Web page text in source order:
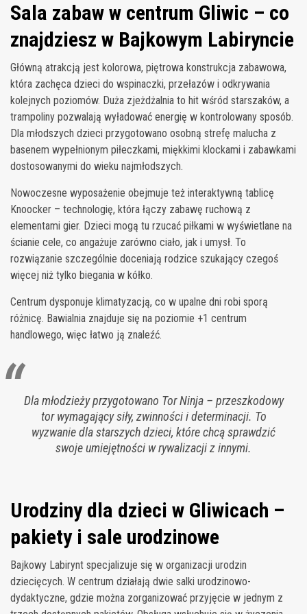
Sala zabaw w centrum Gliwic – co
znajdziesz w Bajkowym Labiryncie
Główną atrakcją jest kolorowa, piętrowa konstrukcja zabawowa,
która zachęca dzieci do wspinaczki, przełazów i odkrywania
kolejnych poziomów. Duża zjeżdżalnia to hit wśród starszaków, a
trampoliny pozwalają wyładować energię w kontrolowany sposób.
Dla młodszych dzieci przygotowano osobną strefę malucha z
basenem wypełnionym piłeczkami, miękkimi klockami i zabawkami
dostosowanymi do wieku najmłodszych.
Nowoczesne wyposażenie obejmuje też interaktywną tablicę
Knoocker – technologię, która łączy zabawę ruchową z
elementami gier. Dzieci mogą tu rzucać piłkami w wyświetlane na
ścianie cele, co angażuje zarówno ciało, jak i umysł. To
rozwiązanie szczególnie doceniają rodzice szukający czegoś
więcej niż tylko biegania w kółko.
Centrum dysponuje klimatyzacją, co w upalne dni robi sporą
różnicę. Bawialnia znajduje się na poziomie +1 centrum
handlowego, więc łatwo ją znaleźć.
Dla młodzieży przygotowano Tor Ninja – przeszkodowy
tor wymagający siły, zwinności i determinacji. To
wyzwanie dla starszych dzieci, które chcą sprawdzić
swoje umiejętności w rywalizacji z innymi.
Urodziny dla dzieci w Gliwicach –
pakiety i sale urodzinowe
Bajkowy Labirynt specjalizuje się w organizacji urodzin
dziecięcych. W centrum działają dwie salki urodzinowo-
dydaktyczne, gdzie można zorganizować przyjęcie w jednym z